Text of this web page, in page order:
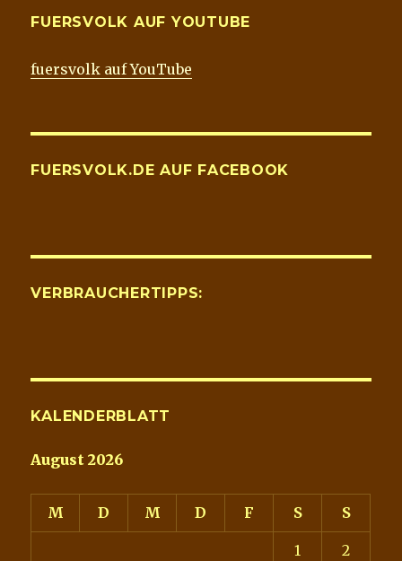
FUERSVOLK AUF YOUTUBE
fuersvolk auf YouTube
FUERSVOLK.DE AUF FACEBOOK
VERBRAUCHERTIPPS:
KALENDERBLATT
August 2026
M D M D F S S
1 2